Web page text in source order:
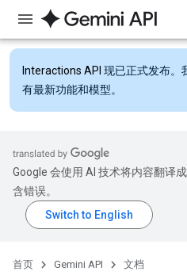
Interactions API 现已正式发布。
有最新功能和模型。
Google 会使用 AI 技术将内容翻译
含错误。
首页 Gemini API 文档